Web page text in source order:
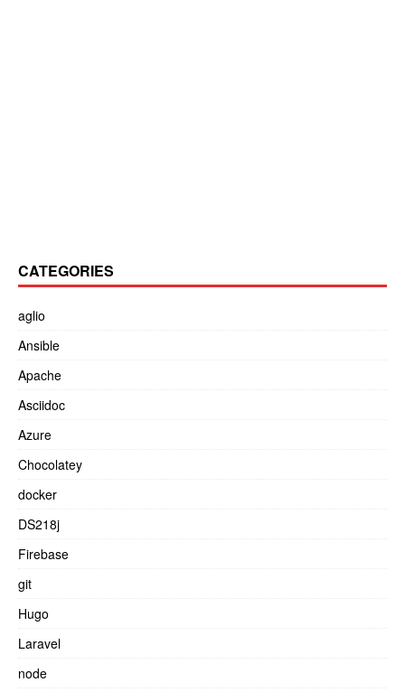
CATEGORIES
aglio
Ansible
Apache
Asciidoc
Azure
Chocolatey
docker
DS218j
Firebase
git
Hugo
Laravel
node